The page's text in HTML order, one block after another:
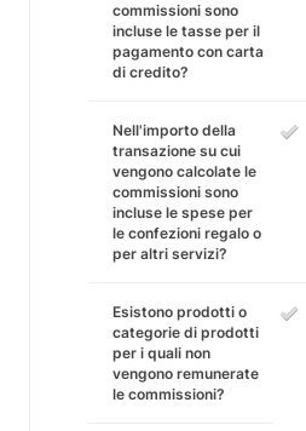
commissioni sono
incluse le tasse per il
pagamento con carta
di credito?
Nell'importo della
transazione su cui
vengono calcolate le
commissioni sono
incluse le spese per
le confezioni regalo o
per altri servizi?
Esistono prodotti o
categorie di prodotti
per i quali non
vengono remunerate
le commissioni?